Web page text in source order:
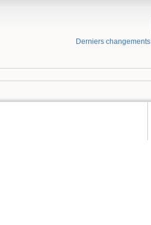
Derniers changements